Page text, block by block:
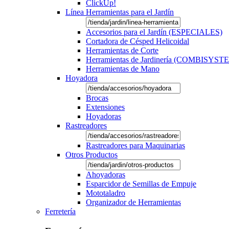
ClickUp!
Línea Herramientas para el Jardín
Accesorios para el Jardín (ESPECIALES)
Cortadora de Césped Helicoidal
Herramientas de Corte
Herramientas de Jardinería
Herramientas de Mano
Hoyadora
Brocas
Extensiones
Hoyadoras
Rastreadores
Rastreadores para Maquinarias
Otros Productos
Ahoyadoras
Esparcidor de Semillas de Empuje
Mototaladro
Organizador de Herramientas
Ferretería